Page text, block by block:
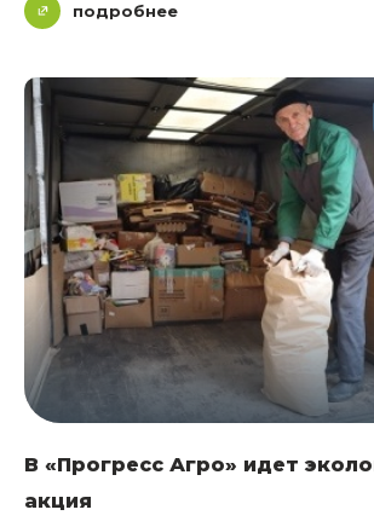
подробнее
В «Прогресс Агро» идет
акция